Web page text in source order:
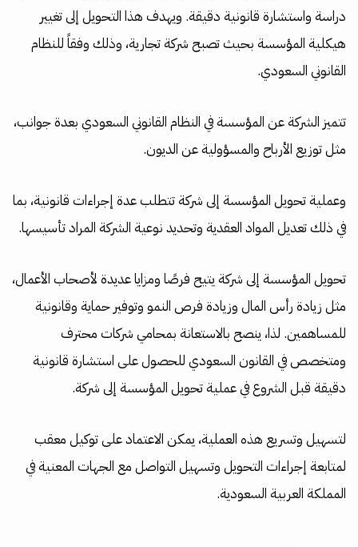
دراسة واستشارة قانونية دقيقة. ويهدف هذا التحويل إلى تغيير
هيكلية المؤسسة بحيث تصبح شركة تجارية، وذلك وفقاً للنظام
القانوني السعودي.
تتميز الشركة عن المؤسسة في النظام القانوني السعودي بعدة جوانب،
مثل توزيع الأرباح والمسؤولية عن الديون.
وعملية تحويل المؤسسة إلى شركة تتطلب عدة إجراءات قانونية، بما
في ذلك تعديل المواد العقدية وتحديد نوعية الشركة المراد تأسيسها.
تحويل المؤسسة إلى شركة يتيح فرصًا ومزايا عديدة لأصحاب الأعمال،
مثل زيادة رأس المال وزيادة فرص النمو وتوفير حماية وقانونية
للمساهمين. لذا، ينصح بالاستعانة بمحامي شركات محترف
ومتخصص في القانون السعودي للحصول على استشارة قانونية
دقيقة قبل الشروع في عملية تحويل المؤسسة إلى شركة.
لتسهيل وتسريع هذه العملية، يمكن الاعتماد على توكيل معقب
لمتابعة إجراءات التحويل وتسهيل التواصل مع الجهات المعنية في
المملكة العربية السعودية.